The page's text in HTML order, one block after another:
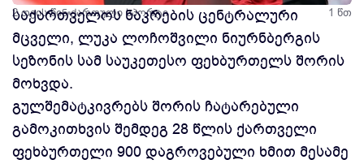
2 თვის წინ ქართული სპორტი 1 წთ
საქართველოს ნაკრების ცენტრალური
მცველი, ლუკა ლოჩოშვილი ნიურნბერგის
სეზონის სამ საუკეთესო ფეხბურთელს შორის
მოხვდა.
გულშემატკივრებს შორის ჩატარებული
გამოკითხვის შემდეგ 28 წლის ქართველი
ფეხბურთელი 900 დაგროვებული ხმით მესამე